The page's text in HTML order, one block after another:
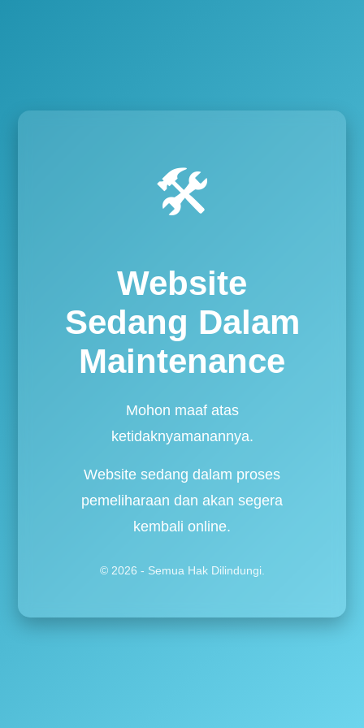
🛠️
Website
Sedang Dalam
Maintenance
Mohon maaf atas
ketidaknyamanannya.
Website sedang dalam proses
pemeliharaan dan akan segera
kembali online.
© 2026 - Semua Hak Dilindungi.